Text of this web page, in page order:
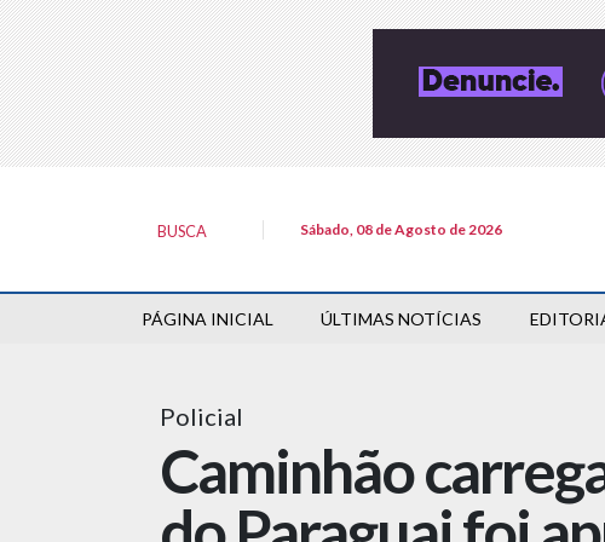
BUSCA Sábado, 08 de Agosto de 2026
PÁGINA INICIAL ÚLTIMAS NOTÍCIAS
Policial
Caminhão